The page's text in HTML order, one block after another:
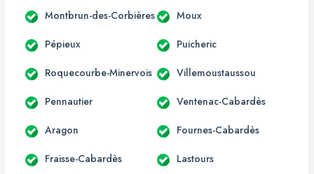
Montbrun-des-Corbières Moux
Pépieux Puicheric
Roquecourbe-Minervois Villemoustaussou
Pennautier Ventenac-Cabardès
Aragon Fournes-Cabardès
Fraisse-Cabardès Lastours